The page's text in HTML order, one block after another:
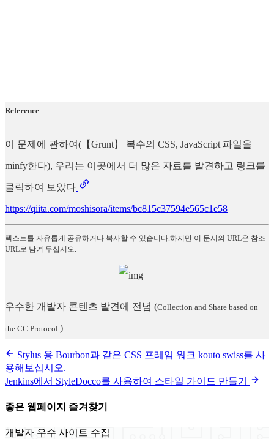
Reference
이 문제에 관하여(【Grunt】 복수의 CSS, JavaScript 파일을
minfy한다), 우리는 이곳에서 더 많은 자료를 발견하고 링크를
클릭하여 보았다
https://qiita.com/moshisora/items/bc815c37594e565c1e58
텍스트를 자유롭게 공유하거나 복사할 수 있습니다.하지만 이 문서의 URL은 참조
URL로 남겨 두십시오.
우수한 개발자 콘텐츠 발견에 전념 (Collection and Share based on
the CC Protocol. )
Stylus 용 Bourbon과 같은 CSS 프레임 워크 kouto swiss를 사
용해보십시오.
Jenkins에서 StyleDocco를 사용하여 스타일 가이드 만들기
좋은 웹페이지 즐겨찾기
개발자 우수 사이트 수집